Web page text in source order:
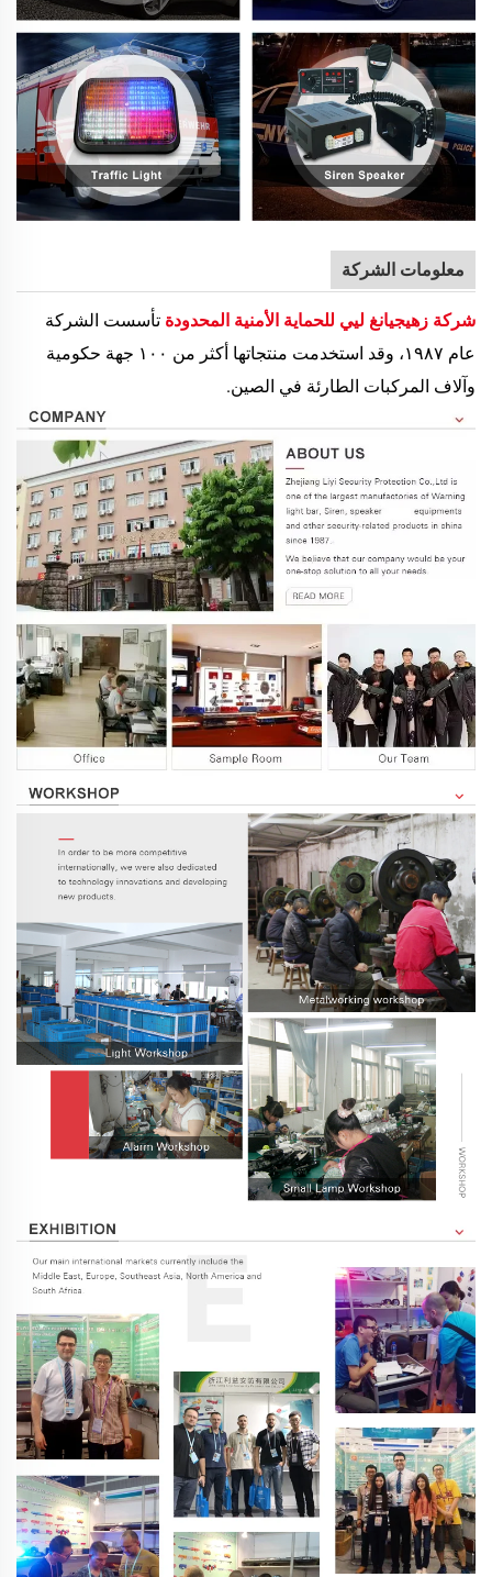
معلومات الشركة
شركة زهيجيانغ ليي للحماية الأمنية المحدودة تأسست الشركة
عام ١٩٨٧، وقد استخدمت منتجاتها أكثر من ١٠٠ جهة حكومية
وآلاف المركبات الطارئة في الصين.